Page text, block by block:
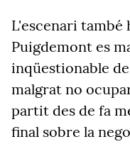
L'escenari també
Puigdemont es
inqüestionable
malgrat no
partit des de fa
final sobre la